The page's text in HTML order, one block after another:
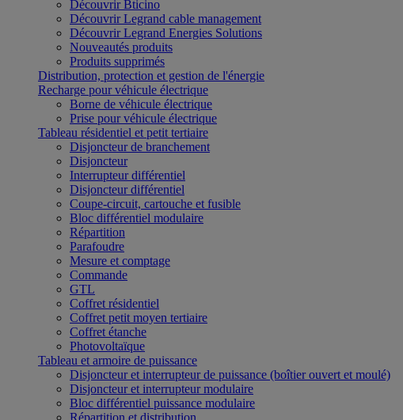
Découvrir Bticino
Découvrir Legrand cable management
Découvrir Legrand Energies Solutions
Nouveautés produits
Produits supprimés
Distribution, protection et gestion de l'énergie
Recharge pour véhicule électrique
Borne de véhicule électrique
Prise pour véhicule électrique
Tableau résidentiel et petit tertiaire
Disjoncteur de branchement
Disjoncteur
Interrupteur différentiel
Disjoncteur différentiel
Coupe-circuit, cartouche et fusible
Bloc différentiel modulaire
Répartition
Parafoudre
Mesure et comptage
Commande
GTL
Coffret résidentiel
Coffret petit moyen tertiaire
Coffret étanche
Photovoltaïque
Tableau et armoire de puissance
Disjoncteur et interrupteur de puissance (boîtier ouvert et moulé)
Disjoncteur et interrupteur modulaire
Bloc différentiel puissance modulaire
Répartition et distribution